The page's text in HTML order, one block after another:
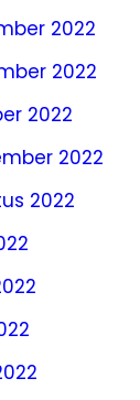
2022
2022
2022
2022
2022